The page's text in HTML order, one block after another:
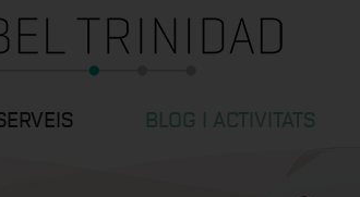
BLOG I ACTIVITATS